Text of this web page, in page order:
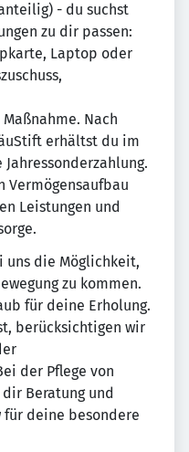
- du suchst
zu dir passen:
Laptop oder
Nach
erhältst du im
Vermögensaufbau
Leistungen und
uns die Möglichkeit,
zu kommen.
für deine Erholung.
berücksichtigen wir
der Pflege von
Beratung und
für deine besondere